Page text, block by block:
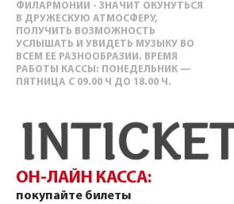
ФИЛАРМОНИИ - ЗНАЧИТ ОКУНУТЬСЯ
В ДРУЖЕСКУЮ АТМОСФЕРУ,
ПОЛУЧИТЬ ВОЗМОЖНОСТЬ
УСЛЫШАТЬ И УВИДЕТЬ МУЗЫКУ ВО
ВСЕМ ЕЕ РАЗНООБРАЗИИ. ВРЕМЯ
РАБОТЫ КАССЫ: ПОНЕДЕЛЬНИК —
ПЯТНИЦА С 09.00 Ч ДО 18.00 Ч.
ОН-ЛАЙН КАССА:
покупайте билеты